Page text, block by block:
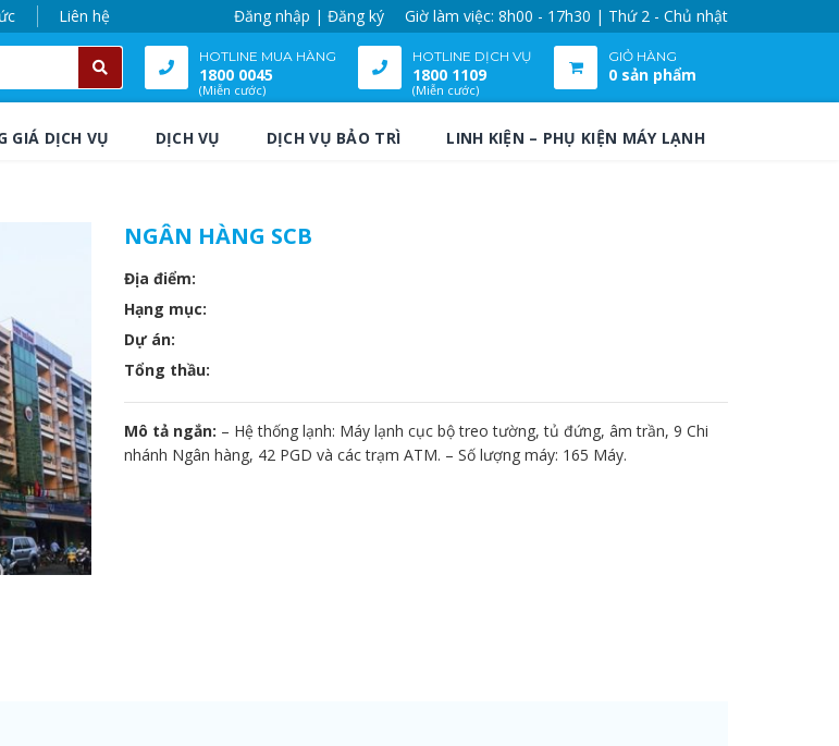
Liên hệ Đăng nhập | Đăng ký Giờ làm việc: 8h00 - 17h30 | Thứ 2 - Chủ nhật
HOTLINE MUA HÀNG
1800 0045
(Miễn cước)
HOTLINE DỊCH VỤ
1800 1109
(Miễn cước)
GIỎ HÀNG
0 sản phẩm
GIÁ DỊCH VỤ DỊCH VỤ DỊCH VỤ BẢO TRÌ LINH KIỆN – PHỤ KIỆN MÁY LẠNH
NGÂN HÀNG SCB
Địa điểm:
Hạng mục:
Dự án:
Tổng thầu:
Mô tả ngắn: – Hệ thống lạnh: Máy lạnh cục bộ treo tường, tủ đứng, âm trần, 9 Chi
nhánh Ngân hàng, 42 PGD và các trạm ATM. – Số lượng máy: 165 Máy.